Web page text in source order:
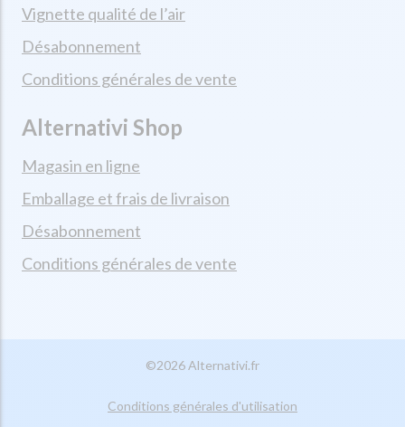
Vignette qualité de l’air
Désabonnement
Conditions générales de vente
Alternativi Shop
Magasin en ligne
Emballage et frais de livraison
Désabonnement
Conditions générales de vente
©2026 Alternativi.fr
Conditions générales d'utilisation